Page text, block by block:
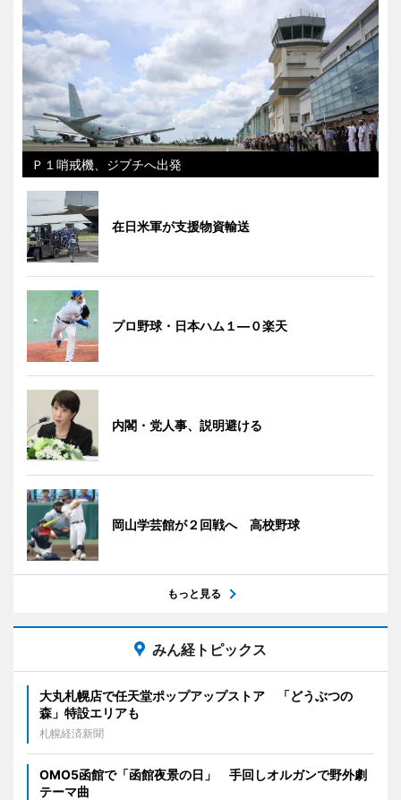
Ｐ１哨戒機、ジブチへ出発
在日米軍が支援物資輸送
プロ野球・日本ハム１―０楽天
内閣・党人事、説明避ける
岡山学芸館が２回戦へ 高校野球
もっと見る
みん経トピックス
大丸札幌店で任天堂ポップアップストア 「どうぶつの
森」特設エリアも
札幌経済新聞
OMO5函館で「函館夜景の日」 手回しオルガンで野外劇
テーマ曲